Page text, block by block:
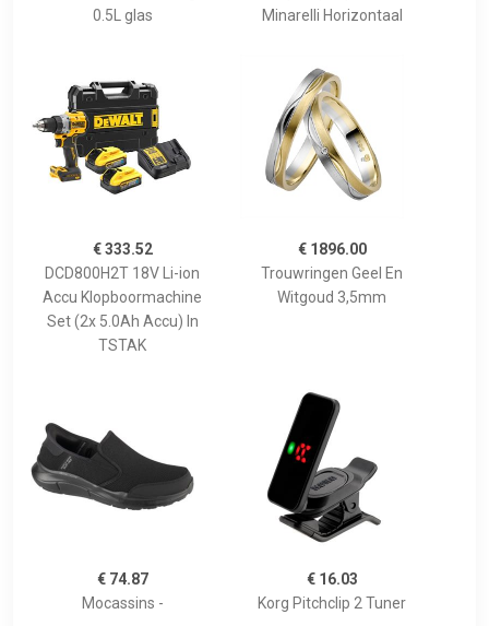
0.5L glas
Minarelli Horizontaal
€ 333.52
DCD800H2T 18V Li-ion
Accu Klopboormachine
Set (2x 5.0Ah Accu) In
TSTAK
€ 1896.00
Trouwringen Geel En
Witgoud 3,5mm
€ 74.87
Mocassins -
€ 16.03
Korg Pitchclip 2 Tuner